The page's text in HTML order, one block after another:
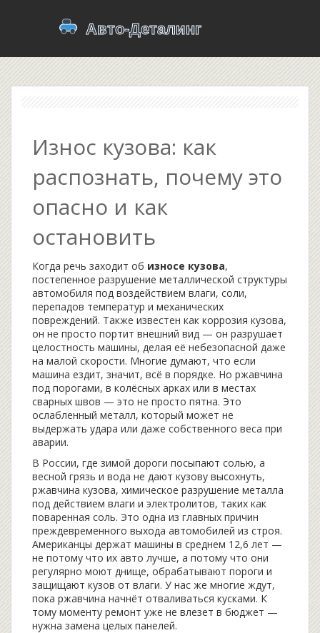
Износ кузова: как
распознать, почему это
опасно и как
остановить
Когда речь заходит об износе кузова,
постепенное разрушение металлической структуры
автомобиля под воздействием влаги, соли,
перепадов температур и механических
повреждений. Также известен как коррозия кузова,
он не просто портит внешний вид — он разрушает
целостность машины, делая её небезопасной даже
на малой скорости. Многие думают, что если
машина ездит, значит, всё в порядке. Но ржавчина
под порогами, в колёсных арках или в местах
сварных швов — это не просто пятна. Это
ослабленный металл, который может не
выдержать удара или даже собственного веса при
аварии.
В России, где зимой дороги посыпают солью, а
весной грязь и вода не дают кузову высохнуть,
ржавчина кузова, химическое разрушение металла
под действием влаги и электролитов, таких как
поваренная соль. Это одна из главных причин
преждевременного выхода автомобилей из строя.
Американцы держат машины в среднем 12,6 лет —
не потому что их авто лучше, а потому что они
регулярно моют днище, обрабатывают пороги и
защищают кузов от влаги. У нас же многие ждут,
пока ржавчина начнёт отваливаться кусками. К
тому моменту ремонт уже не влезет в бюджет —
нужна замена целых панелей.